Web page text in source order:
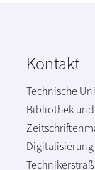
Kontakt
Technische
Bibliothek
Digitalisierung